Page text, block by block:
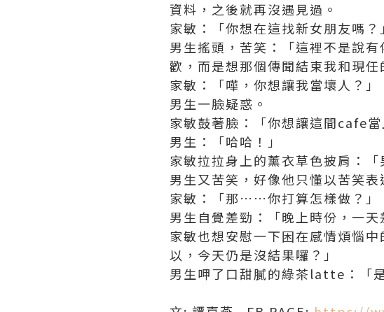
資料，之後就再沒遇見過。
家敏：「你想在這找新女朋友嗎？」
男生搖頭，苦笑：「這裡不是說
歡，而是想那個傳聞結束我和現任
家敏：「嘩，你想讓我當壞人？」
男生一臉疑惑。
家敏鼓著臉：「你想讓這間cafe
男生：「哈哈！」
家敏拉拉身上的薰衣草色披肩：
男生又苦笑，好像他只懂以苦笑表
家敏：「那……你打算怎樣做？」
男生自覺差勁：「晚上時份，一天
家敏也想安慰一下困在感情煩惱
以，今天仍是沒結果囉？」
男生呷了口甜膩的綠茶latte：「